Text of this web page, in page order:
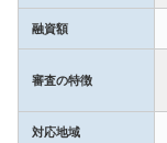
融資額
審査の特徴
対応地域